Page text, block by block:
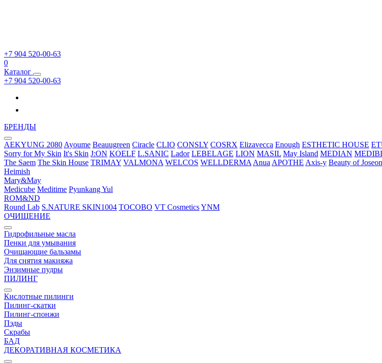
+7 904 520-00-63
0
Каталог
+7 904 520-00-63
БРЕНДЫ
AEKYUNG 2080 Ayoume Beauugreen Ciracle CLIO CONSLY COSRX Elizavecca Enough ESTHETIC HOUSE
Sorry for My Skin It's Skin J:ON KOELF L.SANIC Lador LEBELAGE LION MASIL May Island MEDIAN
The Saem The Skin House TRIMAY VALMONA WELCOS WELLDERMA Anua APOTHE Axis-y Beauty of Joseon
Heimish
Mary&May
Medicube Meditime Pyunkang Yul
ROM&ND
Round Lab S.NATURE SKIN1004 TOCOBO VT CosmeticsYNM
ОЧИЩЕНИЕ
Гидрофильные масла
Пенки для умывания
Очищающие бальзамы
Для снятия макияжа
Энзимные пудры
ПИЛИНГ
Кислотные пилинги
Пилинг-скатки
Пилинг-спонжи
Пэды
Скрабы
БАД
ДЕКОРАТИВНАЯ КОСМЕТИКА